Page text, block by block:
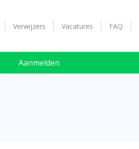
Verwijzers Vacatures FAQ
Aanmelden